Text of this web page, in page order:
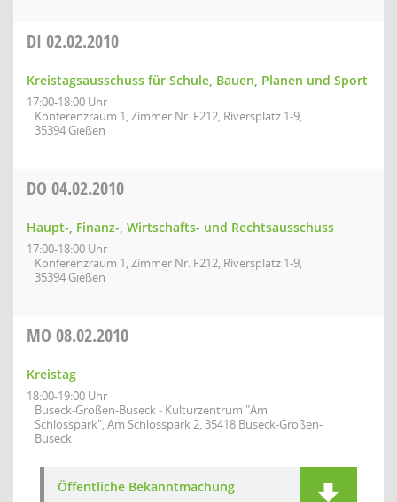
DI 02.02.2010
Kreistagsausschuss für Schule, Bauen, Planen und Sport
17:00-18:00 Uhr
Konferenzraum 1, Zimmer Nr. F212, Riversplatz 1-9,
35394 Gießen
DO 04.02.2010
Haupt-, Finanz-, Wirtschafts- und Rechtsausschuss
17:00-18:00 Uhr
Konferenzraum 1, Zimmer Nr. F212, Riversplatz 1-9,
35394 Gießen
MO 08.02.2010
Kreistag
18:00-19:00 Uhr
Buseck-Großen-Buseck - Kulturzentrum "Am
Schlosspark", Am Schlosspark 2, 35418 Buseck-Großen-
Buseck
Öffentliche Bekanntmachung